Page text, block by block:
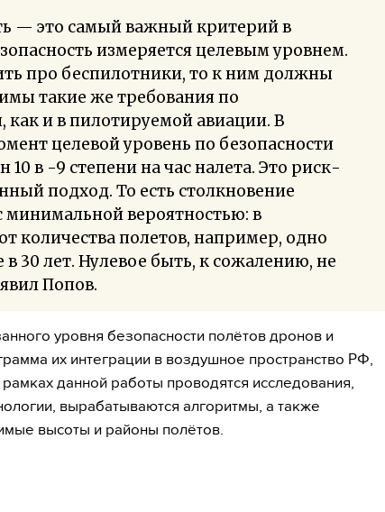
— это самый важный критерий в
измеряется целевым уровнем.
про беспилотники, то к ним должны
такие же требования по
как и в пилотируемой авиации. В
целевой уровень по безопасности
10 в -9 степени на час налета. Это риск-
подход. То есть столкновение
минимальной вероятностью: в
количества полетов, например, одно
в 30 лет. Нулевое быть, к сожалению, не
Попов.
уровня безопасности полётов дронов и
их интеграции в воздушное пространство РФ,
данной работы проводятся исследования,
вырабатываются алгоритмы, а также
высоты и районы полётов.